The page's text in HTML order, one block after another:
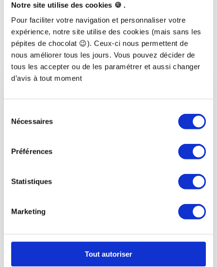
Notre site utilise des cookies 🍪 .
Pour faciliter votre navigation et personnaliser votre
expérience, notre site utilise des cookies (mais sans les
pépites de chocolat 😉). Ceux-ci nous permettent de
nous améliorer tous les jours. Vous pouvez décider de
tous les accepter ou de les paramétrer et aussi changer
d’avis à tout moment
Nécessaires
Préférences
Statistiques
Marketing
Tout autoriser
jours, envoyez-nous un email à contact@terraschool.fr
Vos données personnelles seront utilisées pour traiter
votre commande, vous aider à naviguer sur ce site web et
à d'autres fins décrites dans notre politique de
confidentialité.
OffreMixte (Formation en ligne & 2
Jours en présentiel)